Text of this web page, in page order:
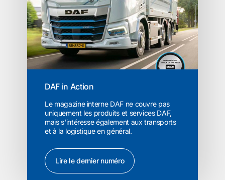
DAF in Action
Le magazine interne DAF ne couvre pas
uniquement les produits et services DAF,
mais s'intéresse également aux transports
et à la logistique en général.
Lire le dernier numéro